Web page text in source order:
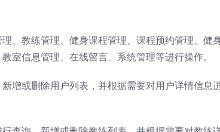
、教练管理、健身课程管理、课程预约管理、健
室信息管理、在线留言、系统管理等进行操作。
增或删除用户列表，并根据需要对用户详情信息